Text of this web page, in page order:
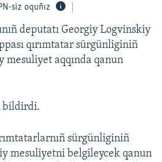
siz oquñız
deputatı Georgiy Logvinskiy
qırımtatar sürgünliginiñ
mesuliyet aqqında qanun
bildirdi.
sürgünliginiñ
mesuliyetni belgileycek qanun